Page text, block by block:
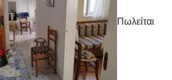
Πωλείται